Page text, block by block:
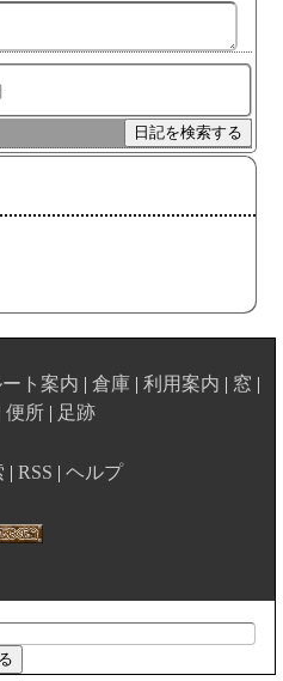
ート案内 倉庫 利用案内
窓
便所 足跡
RSS ヘルプ